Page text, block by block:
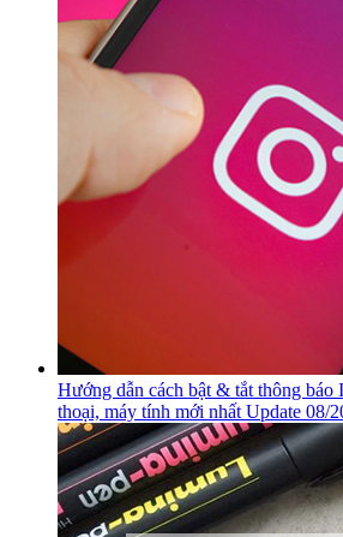
Hướng dẫn cách bật & tắt thông báo
thoại, máy tính mới nhất Update 08/